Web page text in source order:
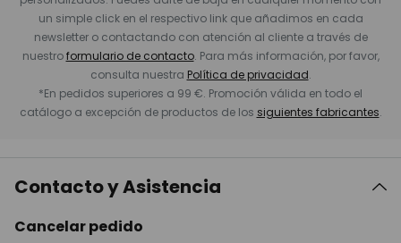
un simple click en el respectivo link que añadimos en cada
newsletter o contactando con atención al cliente a través de
nuestroformulario de contacto. Para más información, por favor,
consulta nuestra Política de privacidad.
*En pedidos superiores a 99 €. Promoción válida en todo el
catálogo a excepción de productos de los siguientes fabricantes.
Contacto y Asistencia
Cancelar pedido